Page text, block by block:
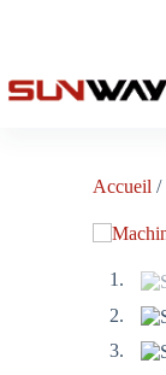
Accueil /